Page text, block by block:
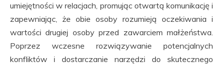
umiejętności w relacjach, promując otwartą komunikację i
zapewniając, że obie osoby rozumieją oczekiwania i
wartości drugiej osoby przed zawarciem małżeństwa.
Poprzez wczesne rozwiązywanie potencjalnych
konfliktów i dostarczanie narzędzi do skutecznego